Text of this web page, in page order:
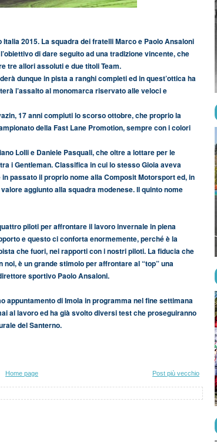
2015. La squadra dei fratelli Marco e Paolo Ansaloni
di dare seguito ad una tradizione vincente, che
tre allori assoluti e due titoli Team.
dunque in pista a ranghi completi ed in quest’ottica ha
l’assalto al monomarca riservato alle veloci e
17 anni compiuti lo scorso ottobre, che proprio la
della Fast Lane Promotion, sempre con i colori
Lolli e Daniele Pasquali, che oltre a lottare per le
i Gentleman. Classifica in cui lo stesso Gioia aveva
passato il proprio nome alla Composit Motorsport ed, in
aggiunto alla squadra modenese. Il quinto nome
piloti per affrontare il lavoro invernale in piena
e questo ci conforta enormemente, perché è la
che fuori, nei rapporti con i nostri piloti. La fiducia che
è un grande stimolo per affrontare al “top” una
sportivo Paolo Ansaloni.
appuntamento di Imola in programma nel fine settimana
al lavoro ed ha già svolto diversi test che proseguiranno
del Santerno.
Post più vecchio
Home page